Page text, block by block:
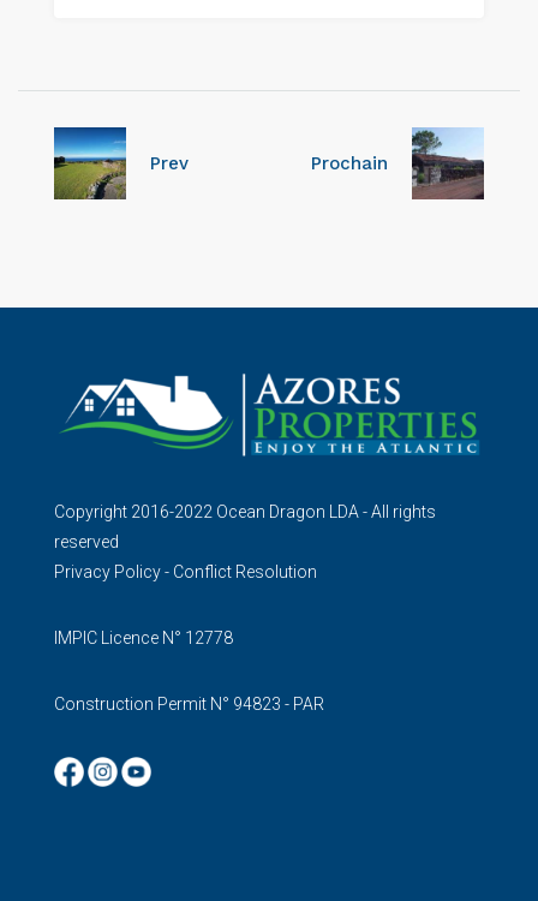
Prev Prochain
Copyright 2016-2022 Ocean Dragon LDA - All rights
reserved
Privacy Policy- Conflict Resolution
IMPIC Licence N° 12778
Construction Permit N° 94823 - PAR